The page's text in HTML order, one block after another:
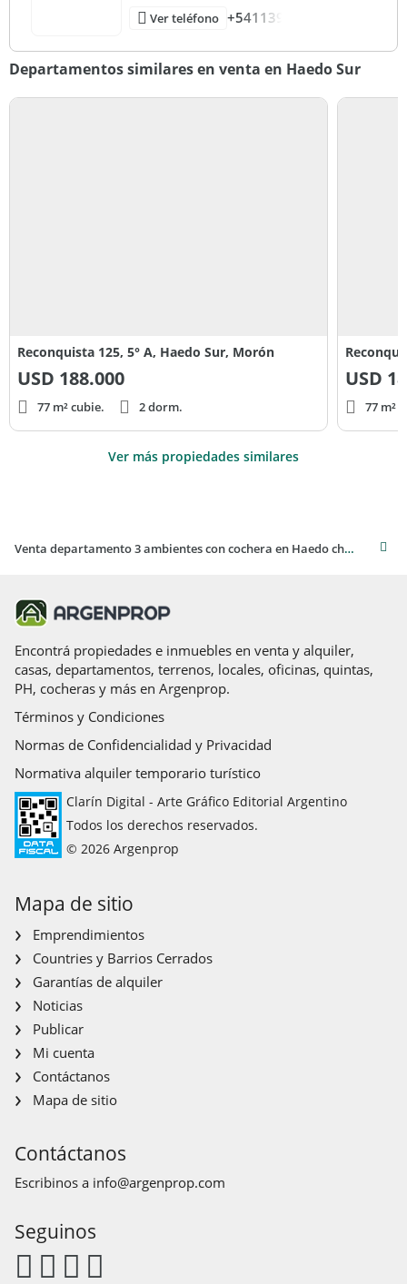
Ver teléfono +541139
Departamentos similares en venta en Haedo Sur
Reconquista 125, 5° A, Haedo Sur, Morón
USD 188.000
77 m² cubie. 2 dorm.
USD
77 m²
Ver más propiedades similares
Venta departamento 3 ambientes con cochera en Haedo chico
Encontrá propiedades e inmuebles en venta y alquiler,
casas, departamentos, terrenos, locales, oficinas, quintas,
PH, cocheras y más en Argenprop.
Términos y Condiciones
Normas de Confidencialidad y Privacidad
Normativa alquiler temporario turístico
Clarín Digital - Arte Gráfico Editorial Argentino
Todos los derechos reservados.
© 2026 Argenprop
Mapa de sitio
Emprendimientos
Countries y Barrios Cerrados
Garantías de alquiler
Noticias
Publicar
Mi cuenta
Contáctanos
Mapa de sitio
Contáctanos
Escribinos a info@argenprop.com
Seguinos